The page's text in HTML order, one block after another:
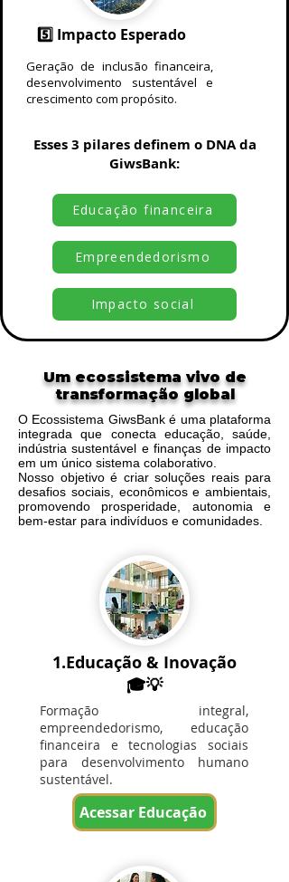
5️⃣ Impacto Esperado
Geração de inclusão financeira,
desenvolvimento sustentável e
crescimento com propósito.
Esses 3 pilares definem o DNA da
GiwsBank:
Educação financeira
Empreendedorismo
Impacto social
Um ecossistema vivo de
transformação global
O Ecossistema GiwsBank é uma plataforma
integrada que conecta educação, saúde,
indústria sustentável e finanças de impacto
em um único sistema colaborativo.
Nosso objetivo é criar soluções reais para
desafios sociais, econômicos e ambientais,
promovendo prosperidade, autonomia e
bem-estar para indivíduos e comunidades.
1.Educação & Inovação
🎓💡
Formação integral,
empreendedorismo, educação
financeira e tecnologias sociais
para desenvolvimento humano
sustentável.
Acessar Educação